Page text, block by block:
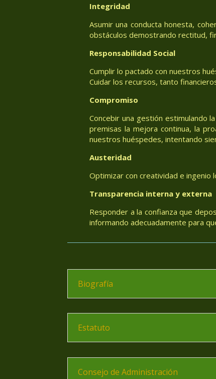
Integridad
Asumir una conducta honesta,
obstáculos demostrando rectitud,
Responsabilidad Social
Cumplir lo pactado con nuestros
Cuidar los recursos, tanto
Compromiso
Concebir una gestión estimulando
premisas la mejora continua, la
nuestros huéspedes, intentando
Austeridad
Optimizar con creatividad e ingenio
Transparencia interna y externa
Responder a la confianza que
informando adecuadamente para
Biografía
Estatuto
Consejo de Administración